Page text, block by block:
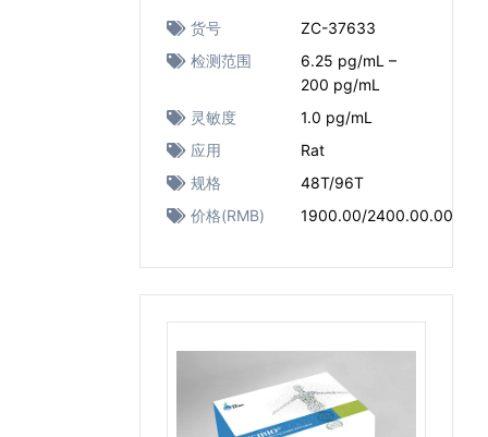
货号
ZC-37633
检测范围
6.25 pg/mL –
200 pg/mL
灵敏度
1.0 pg/mL
应用
Rat
规格
48T/96T
价格(RMB)
1900.00/2400.00.00